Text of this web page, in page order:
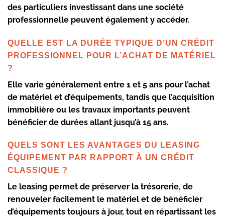
des particuliers investissant dans une société
professionnelle peuvent également y accéder.
QUELLE EST LA DURÉE TYPIQUE D’UN CRÉDIT
PROFESSIONNEL POUR L’ACHAT DE MATÉRIEL
?
Elle varie généralement entre 1 et 5 ans pour l’achat
de matériel et d’équipements, tandis que l’acquisition
immobilière ou les travaux importants peuvent
bénéficier de durées allant jusqu’à 15 ans.
QUELS SONT LES AVANTAGES DU LEASING
ÉQUIPEMENT PAR RAPPORT À UN CRÉDIT
CLASSIQUE ?
Le leasing permet de préserver la trésorerie, de
renouveler facilement le matériel et de bénéficier
d’équipements toujours à jour, tout en répartissant les